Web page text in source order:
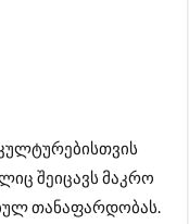
შეიცავს მაკრო
თანაფარდობას.